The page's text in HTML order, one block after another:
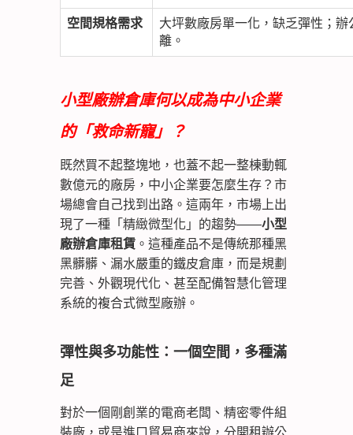
空間規格需求
大坪數廠房單一化，缺乏彈性；
離。
小型廠辦倉庫何以成為中小企業
的「救命新寵」？
既然買不起整塊地，也蓋不起一整棟動輒
數億元的廠房，中小企業要怎麼生存？市
場總會自己找到出路。這兩年，市場上出
現了一種「精緻微型化」的趨勢——小型
廠辦倉庫租賃 。這種產品不是傳統那種黑
黑髒髒、漏水嚴重的鐵皮倉庫，而是規劃
完善、外觀現代化、甚至配備智慧化管理
系統的複合式微型廠辦。
彈性與多功能性：一個空間，多種滿
足
對於一個剛創業的電商老闆、精密零件組
裝廠，或是進口貿易商來說，分開租辦公